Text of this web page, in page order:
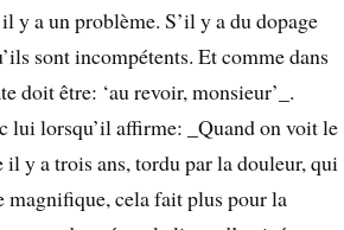
y a un problème. S’il y a du dopage
sont incompétents. Et comme dans
doit être: ‘au revoir, monsieur’_.
lui lorsqu’il affirme: _Quand on voit le
y a trois ans, tordu par la douleur, qui
magnifique, cela fait plus pour la